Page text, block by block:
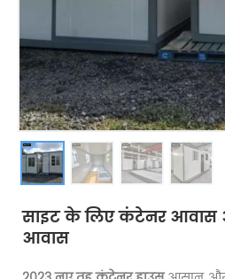
साइट के लिए कंटेनर आवास
आवास